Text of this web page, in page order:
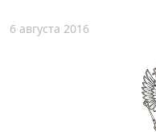
6 августа 2016